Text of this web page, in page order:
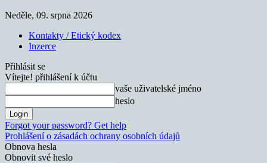
Neděle, 09. srpna 2026
Kontakty / Etický kodex
Inzerce
Přihlásit se
Vítejte! přihlášení k účtu
vaše uživatelské jméno
heslo
Forgot your password? Get help
Prohlášení o zásadách ochrany osobních údajů
Obnova hesla
Obnovit své heslo